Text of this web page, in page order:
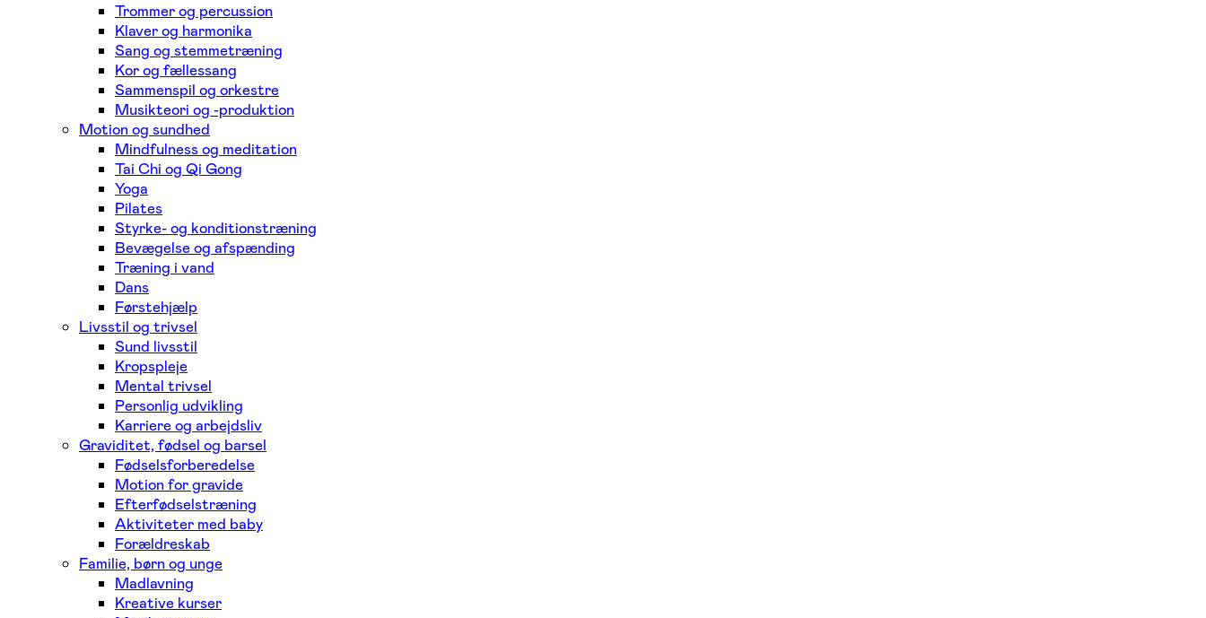
Trommer og percussion
Klaver og harmonika
Sang og stemmetræning
Kor og fællessang
Sammenspil og orkestre
Musikteori og -produktion
Motion og sundhed
Mindfulness og meditation
Tai Chi og Qi Gong
Yoga
Pilates
Styrke- og konditionstræning
Bevægelse og afspænding
Træning i vand
Dans
Førstehjælp
Livsstil og trivsel
Sund livsstil
Kropspleje
Mental trivsel
Personlig udvikling
Karriere og arbejdsliv
Graviditet, fødsel og barsel
Fødselsforberedelse
Motion for gravide
Efterfødselstræning
Aktiviteter med baby
Forældreskab
Familie, børn og unge
Madlavning
Kreative kurser